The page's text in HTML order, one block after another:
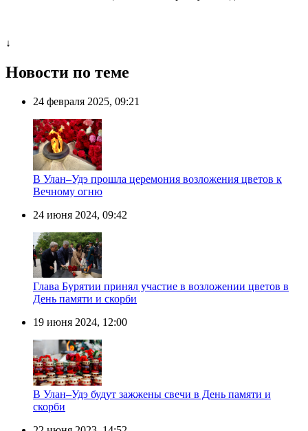
↓
Новости по теме
24 февраля 2025, 09:21
В Улан–Удэ прошла церемония возложения цветов к
Вечному огню
24 июня 2024, 09:42
Глава Бурятии принял участие в возложении цветов в
День памяти и скорби
19 июня 2024, 12:00
В Улан–Удэ будут зажжены свечи в День памяти и
скорби